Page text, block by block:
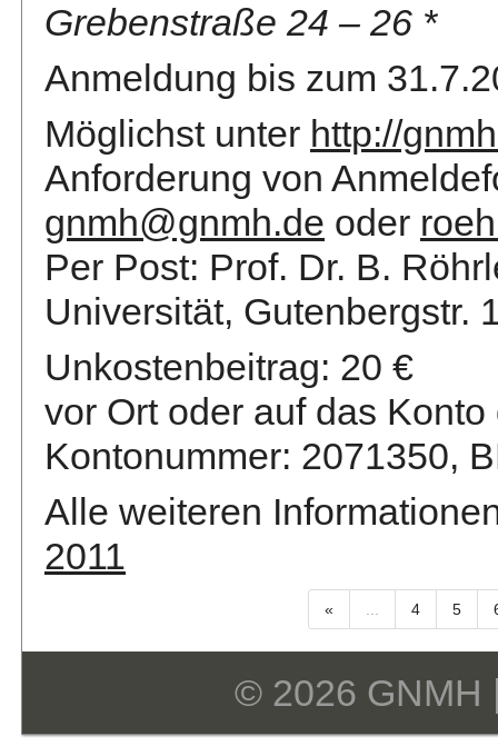
Grebenstraße 24 – 26 *
Anmeldung bis zum
Möglichst unter http://
Anforderung von
gnmh@gnmh.de oder
Per Post: Prof. Dr. B.
Universität, Gutenbergstr.
Unkostenbeitrag: 20 €
vor Ort oder auf das
Kontonummer: 2071350,
Alle weiteren
2011
« 4 5
© 2026